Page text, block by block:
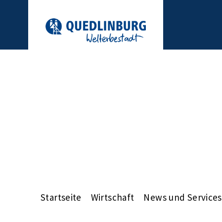
Startseite Wirtschaft News und Services